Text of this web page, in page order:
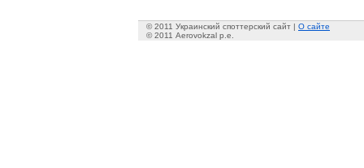
© 2011 Украинский споттерский сайт | О сайте
© 2011 Aerovokzal p.e.